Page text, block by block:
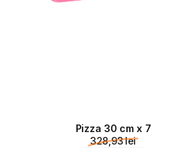
Pizza 30 cm x 7
328,93 lei